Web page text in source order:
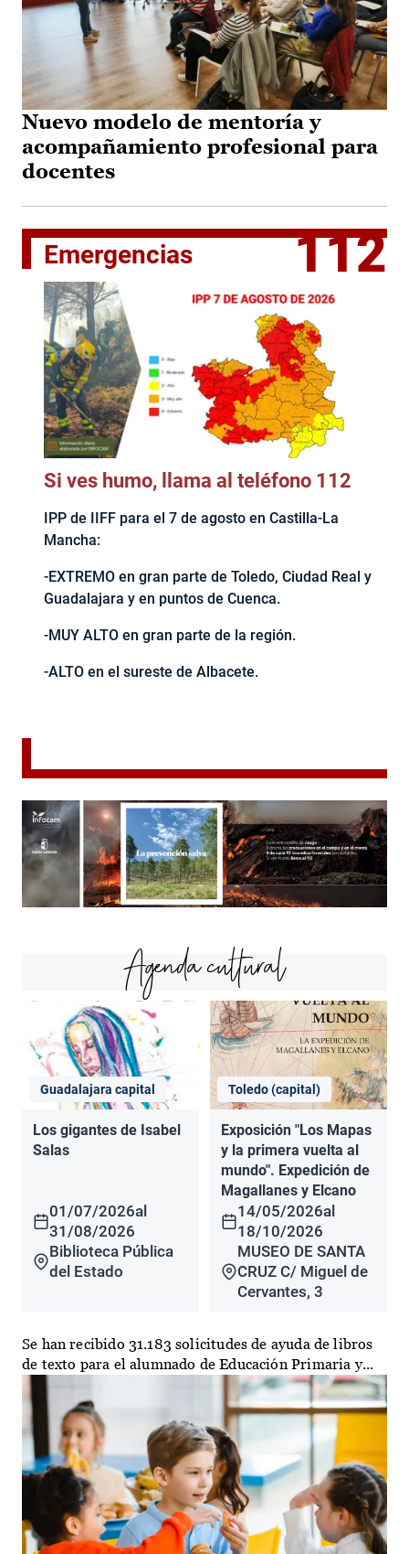
Nuevo modelo de mentoría y
acompañamiento profesional para
docentes
Emergencias 112
Si ves humo, llama al teléfono 112
IPP de IIFF para el 7 de agosto en Castilla-La
Mancha:
-EXTREMO en gran parte de Toledo, Ciudad Real y
Guadalajara y en puntos de Cuenca.
-MUY ALTO en gran parte de la región.
-ALTO en el sureste de Albacete.
Agenda cultural
Guadalajara capital
Los gigantes de Isabel
Salas
01/07/2026al
31/08/2026
Biblioteca Pública
del Estado
Toledo (capital)
Exposición "Los Mapas
y la primera vuelta al
mundo". Expedición de
Magallanes y Elcano
14/05/2026al
18/10/2026
MUSEO DE SANTA
CRUZ C/ Miguel de
Cervantes, 3
Se han recibido 31.183 solicitudes de ayuda de libros
de texto para el alumnado de Educación Primaria y...